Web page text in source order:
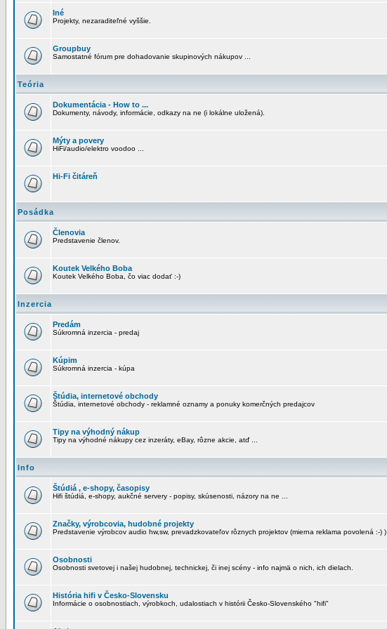
Iné
Projekty, nezaraditeľné vyššie.
Groupbuy
Samostatné fórum pre dohadovanie skupinových nákupov ...
Teória
Dokumentácia - How to ...
Dokumenty, návody, informácie, odkazy na ne (i lokálne uložená).
Mýty a povery
HiFi/audio/elektro voodoo ...
Hi-Fi čitáreň
Posádka
Členovia
Predstavenie členov.
Koutek Velkého Boba
Koutek Velkého Boba, čo viac dodať :-)
Inzercia
Predám
Súkromná inzercia - predaj
Kúpim
Súkromná inzercia - kúpa
Štúdia, internetové obchody
Štúdia, internetové obchody - reklamné oznamy a ponuky komerčných predajcov
Tipy na výhodný nákup
Tipy na výhodné nákupy cez inzeráty, eBay, rôzne akcie, atď ...
Info
Štúdiá , e-shopy, časopisy
Hifi štúdiá, e-shopy, aukčné servery - popisy, skúsenosti, názory na ne ...
Značky, výrobcovia, hudobné projekty
Predstavenie výrobcov audio hw,sw, prevadzkovateľov rôznych projektov (mierna reklama povolená :-) )
Osobnosti
Osobnosti svetovej i našej hudobnej, technickej, či inej scény - info najmä o nich, ich dielach.
História hifi v Česko-Slovensku
Informácie o osobnostiach, výrobkoch, udalostiach v histórii Česko-Slovenského "hifi"